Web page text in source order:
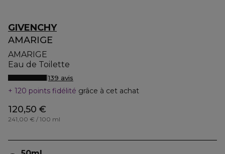
GIVENCHY
AMARIGE
AMARIGE
Eau de Toilette
139 avis
120 points fidélité grâce à cet achat
120,50 €
241,00 € / 100 ml